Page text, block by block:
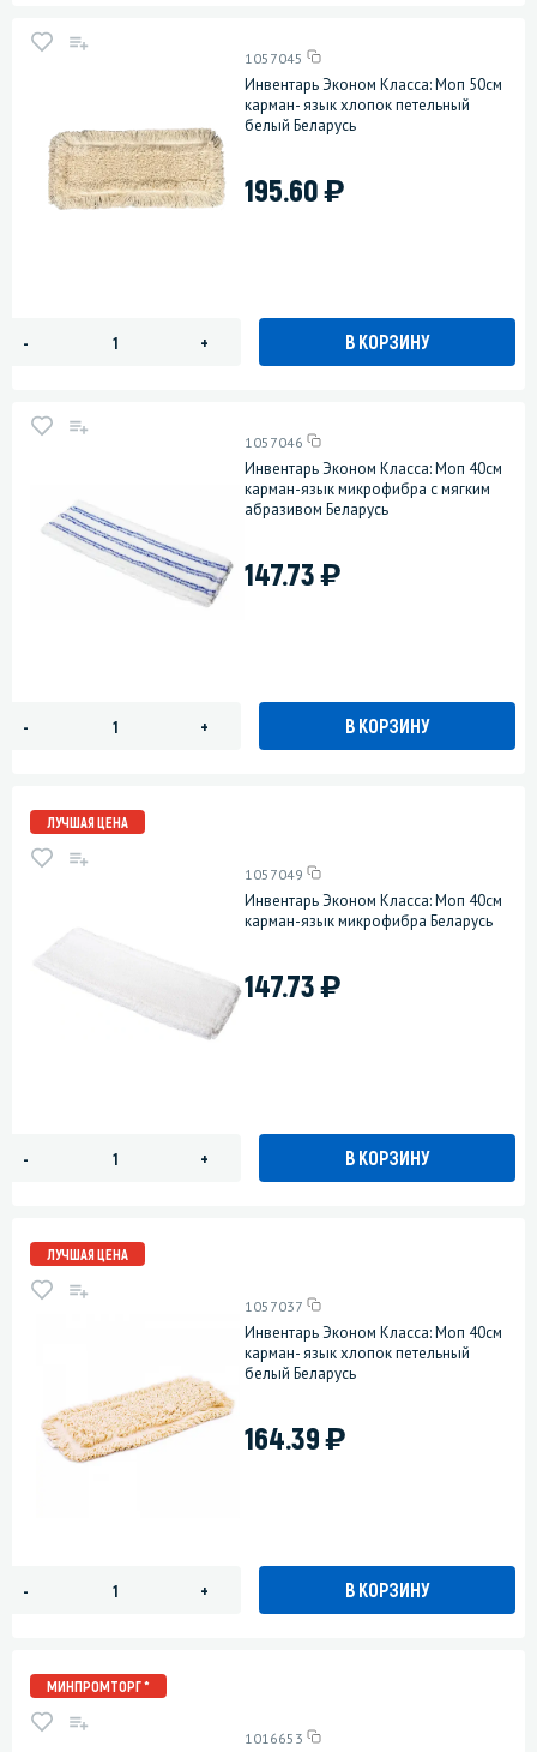
1057045
Инвентарь Эконом Класса: Моп 50см
карман- язык хлопок петельный
белый Беларусь
195.60)
- + В КОРЗИНУ
1057046
Инвентарь Эконом Класса: Моп 40см
карман-язык микрофибра с мягким
абразивом Беларусь
147.73)
- + В КОРЗИНУ
ЛУЧШАЯ ЦЕНА
1057049
Инвентарь Эконом Класса: Моп 40см
карман-язык микрофибра Беларусь
147.73)
- + В КОРЗИНУ
ЛУЧШАЯ ЦЕНА
1057037
Инвентарь Эконом Класса: Моп 40см
карман- язык хлопок петельный
белый Беларусь
164.39)
- + В КОРЗИНУ
МИНПРОМТОРГ *
1016653